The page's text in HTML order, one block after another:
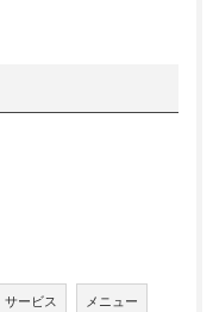
サービス メニュー